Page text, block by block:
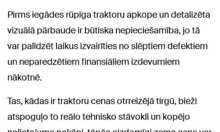
Pirms iegādes rūpīga traktoru apkope un detalizēta
vizuālā pārbaude ir būtiska nepieciešamība, jo tā
var palīdzēt laikus izvairīties no slēptiem defektiem
un neparedzētiem finansiāliem izdevumiem
nākotnē.
Tas, kādas ir traktoru cenas otrreizējā tirgū, bieži
atspoguļo to reālo tehnisko stāvokli un kopējo